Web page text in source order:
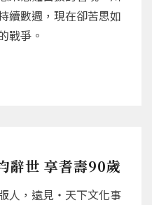
續數週，現在卻苦思如
戰爭。
辭世 享耆壽90歲
人，遠見‧天下文化事